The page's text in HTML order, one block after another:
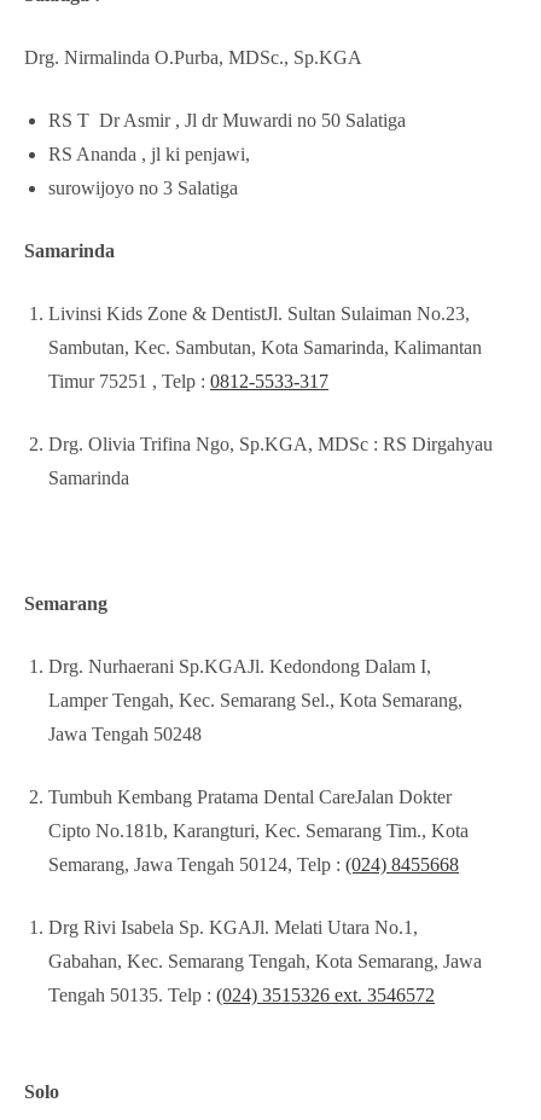
Drg. Nirmalinda O.Purba, MDSc., Sp.KGA
RS T Dr Asmir , Jl dr Muwardi no 50 Salatiga
RS Ananda , jl ki penjawi,
surowijoyo no 3 Salatiga
Samarinda
Livinsi Kids Zone & DentistJl. Sultan Sulaiman No.23,
Sambutan, Kec. Sambutan, Kota Samarinda, Kalimantan
Timur 75251 , Telp : 0812-5533-317
Drg. Olivia Trifina Ngo, Sp.KGA, MDSc : RS Dirgahyau
Samarinda
Semarang
Drg. Nurhaerani Sp.KGAJl. Kedondong Dalam I,
Lamper Tengah, Kec. Semarang Sel., Kota Semarang,
Jawa Tengah 50248
Tumbuh Kembang Pratama Dental CareJalan Dokter
Cipto No.181b, Karangturi, Kec. Semarang Tim., Kota
Semarang, Jawa Tengah 50124, Telp : (024) 8455668
Drg Rivi Isabela Sp. KGAJl. Melati Utara No.1,
Gabahan, Kec. Semarang Tengah, Kota Semarang, Jawa
Tengah 50135. Telp : (024) 3515326 ext. 3546572
Solo